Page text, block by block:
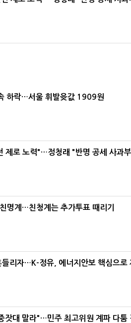
하락…서울 휘발윳값 1909원
제로 노력"…정청래 "반명 공세 사과
명계…친청계는 추가투표 때리기
들리자…K-정유, 에너지안보 핵심으로
잣대 말라"…민주 최고위원 계파 다툼